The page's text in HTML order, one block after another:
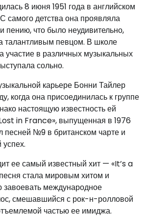
8 июня 1951 года в английском
самого детства она проявляла
пению, что было неудивительно,
талантливым певцом. В школе
участие в различных музыкальных
сольно.
карьере Бонни Тайлер
когда она присоединилась к группе
настоящую известность ей
in France», выпущенная в 1976
песней №9 в британском чарте и
ее самый известный хит — «It’s a
стала мировым хитом и
завоевать международное
смешавшийся с рок-н-ролловой
частью ее имиджа.